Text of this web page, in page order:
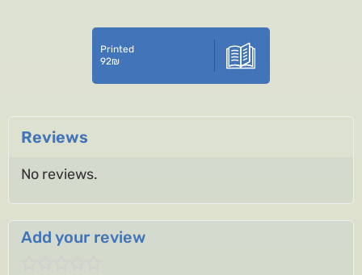
Printed
92₪
Reviews
No reviews.
Add your review